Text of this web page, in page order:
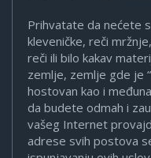
Prihvatate da nećete
kleveničke, reči
reči ili bilo kakav
zemlje, zemlje gde je
hostovan kao i
da budete odmah i
vašeg Internet
adrese svih postova